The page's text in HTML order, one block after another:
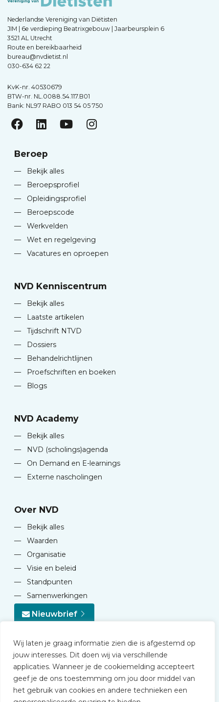
Wij laten je graag informatie zien die is afgestemd op
jouw interesses. Dit doen wij via verschillende
applicaties. Wanneer je de cookiemelding accepteert
geef je de ons toestemming om jou door middel van
het gebruik van cookies en andere technieken een
Nederlandse Vereniging van Diëtisten
JIM | 6e verdieping Beatrixgebouw | Jaarbeursplein 6
3521 AL Utrecht
Route en bereikbaarheid
bureau@nvdietist.nl
030-634 62 22
KvK-nr. 40530679
BTW-nr. NL.0088.54.117.B01
Bank: NL97 RABO 013 54 05 750
Beroep
—
Bekijk alles
—
Beroepsprofiel
—
Opleidingsprofiel
—
Beroepscode
—
Werkvelden
—
Wet en regelgeving
—
Vacatures en oproepen
NVD Kenniscentrum
—
Bekijk alles
—
Laatste artikelen
—
Tijdschrift NTVD
—
Dossiers
—
Behandelrichtlijnen
—
Proefschriften en boeken
—
Blogs
NVD Academy
—
Bekijk alles
—
NVD (scholings)agenda
—
On Demand en E-learnings
—
Externe nascholingen
Over NVD
—
Bekijk alles
—
Waarden
—
Organisatie
—
Visie en beleid
—
Standpunten
—
Samenwerkingen
Nieuwbrief
© 2026 NVD
Privacy statement